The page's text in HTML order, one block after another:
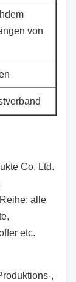
von
Co, Ltd.
alle
etc.
,